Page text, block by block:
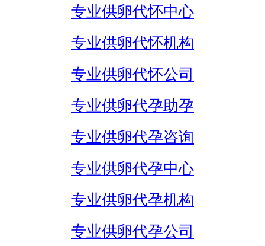
专业供卵代怀中心
专业供卵代怀机构
专业供卵代怀公司
专业供卵代孕助孕
专业供卵代孕咨询
专业供卵代孕中心
专业供卵代孕机构
专业供卵代孕公司